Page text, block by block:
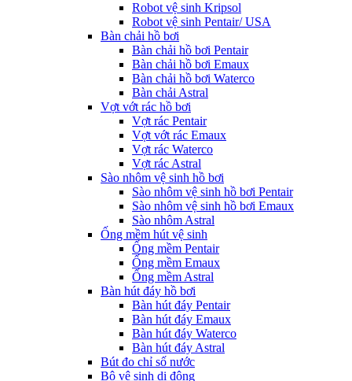
Robot vệ sinh Kripsol
Robot vệ sinh Pentair/ USA
Bàn chải hồ bơi
Bàn chải hồ bơi Pentair
Bàn chải hồ bơi Emaux
Bàn chải hồ bơi Waterco
Bàn chải Astral
Vợt vớt rác hồ bơi
Vợt rác Pentair
Vợt vớt rác Emaux
Vợt rác Waterco
Vợt rác Astral
Sào nhôm vệ sinh hồ bơi
Sào nhôm vệ sinh hồ bơi Pentair
Sào nhôm vệ sinh hồ bơi Emaux
Sào nhôm Astral
Ống mềm hút vệ sinh
Ống mềm Pentair
Ống mềm Emaux
Ống mềm Astral
Bàn hút đáy hồ bơi
Bàn hút đáy Pentair
Bàn hút đáy Emaux
Bàn hút đáy Waterco
Bàn hút đáy Astral
Bút đo chỉ số nước
Bộ vệ sinh di động